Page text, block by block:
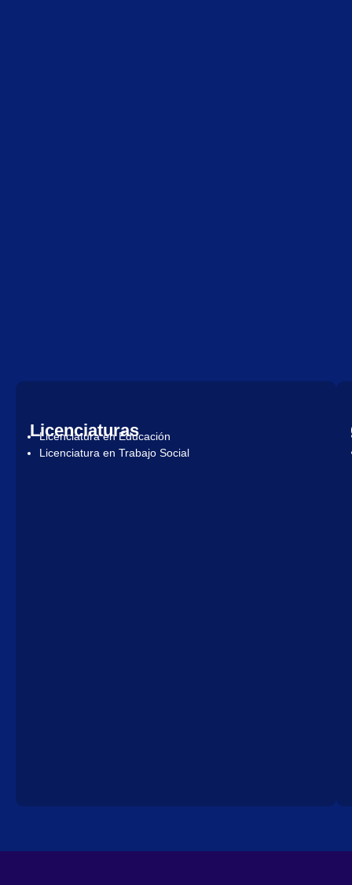
Licenciaturas
Licenciatura en Educación
Licenciatura en Trabajo Social